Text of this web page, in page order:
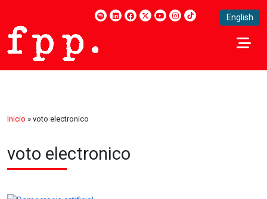
English
Inicio » voto electronico
voto electronico